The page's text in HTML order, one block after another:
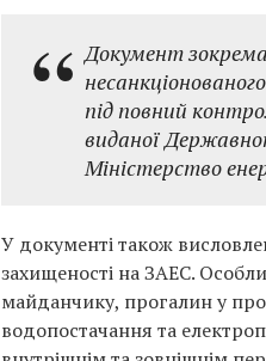
Документ зокрема
під повний
виданої
Міністерство
У документі також
захищеності на ЗАЕС.
майданчику, прогалин у
водопостачання та